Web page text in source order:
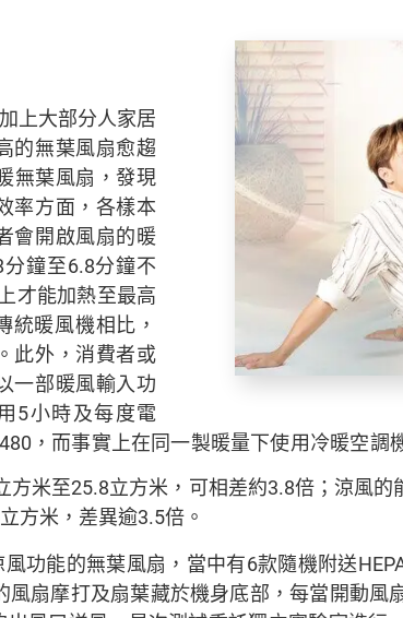
上大部分人家居
的無葉風扇愈趨
無葉風扇，發現
率方面，各樣本
會開啟風扇的暖
鐘至6.8分鐘不
才能加熱至最高
統暖風機相比，
此外，消費者或
一部暖風輸入功
5小時及每度電
，而事實上在同一製暖量下使用冷暖空調
方米至25.8立方米，可相差約3.8倍；涼風
方米，差異逾3.5倍。
功能的無葉風扇，當中有6款隨機附送
扇摩打及扇葉藏於機身底部，每當開動風